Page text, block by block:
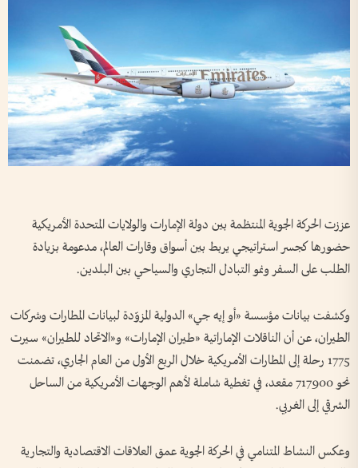
عززت الحركة الجوية المنتظمة بين دولة الإمارات والولايات المتحدة الأمريكية
حضورها كجسر استراتيجي يربط بين أسواق وقارات العالم، مدعومة بزيادة
الطلب على السفر ونمو التبادل التجاري والسياحي بين البلدين.
وكشفت بيانات مؤسسة «أو إيه جي» الدولية المزوّدة لبيانات المطارات وشركات
الطيران، عن أن الناقلات الإماراتية «طيران الإمارات» و«الاتحاد للطيران» سيرت
1775 رحلة إلى المطارات الأمريكية خلال الربع الأول من العام الجاري، تضمنت
نحو 717900 مقعد، في تغطية شاملة لأهم الوجهات الأمريكية من الساحل
الشرقي إلى الغربي.
وعكس النشاط المتنامي في الحركة الجوية عمق العلاقات الاقتصادية والتجارية